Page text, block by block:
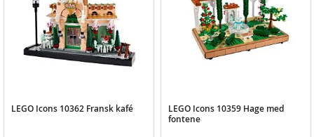
LEGO Icons 10362 Fransk kafé
LEGO Icons 10359 Hage med
fontene